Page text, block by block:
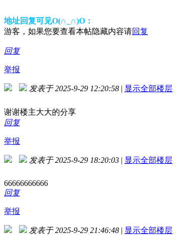
地址回复可见O(∩_∩)O：
游客，如果您要查看本帖隐藏内容请回复
回复
举报
发表于 2025-9-29 12:20:58 | 显示全部楼层
谢谢楼主大大的分享
回复
举报
发表于 2025-9-29 18:20:03 | 显示全部楼层
66666666666
回复
举报
发表于 2025-9-29 21:46:48 | 显示全部楼层